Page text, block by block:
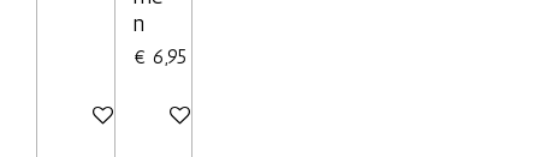
Bekijk details
n
€ 6,95
Bekijk details